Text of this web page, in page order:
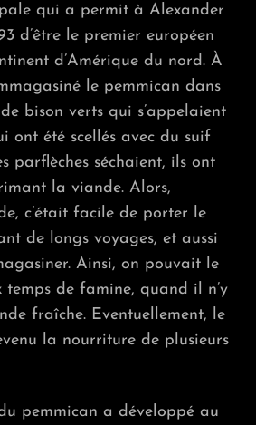
qui a permit à Alexander
d’être le premier européen
d’Amérique du nord. À
le pemmican dans
bison verts qui s’appelaient
ont été scellés avec du suif
parflèches séchaient, ils ont
la viande. Alors,
c’était facile de porter le
de longs voyages, et aussi
Ainsi, on pouvait le
temps de famine, quand il n’y
fraîche. Eventuellement, le
la nourriture de plusieurs
pemmican a développé au